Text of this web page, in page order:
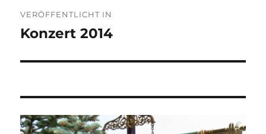
VERÖFFENTLICHT IN
Konzert 2014